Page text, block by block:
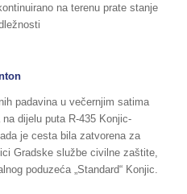
na terenu prate stanje
padavina u večernjim satima
dijelu puta R-435 Konjic-
je cesta bila zatvorena za
Gradske službe civilne zaštite,
poduzeća „Standard“ Konjic.